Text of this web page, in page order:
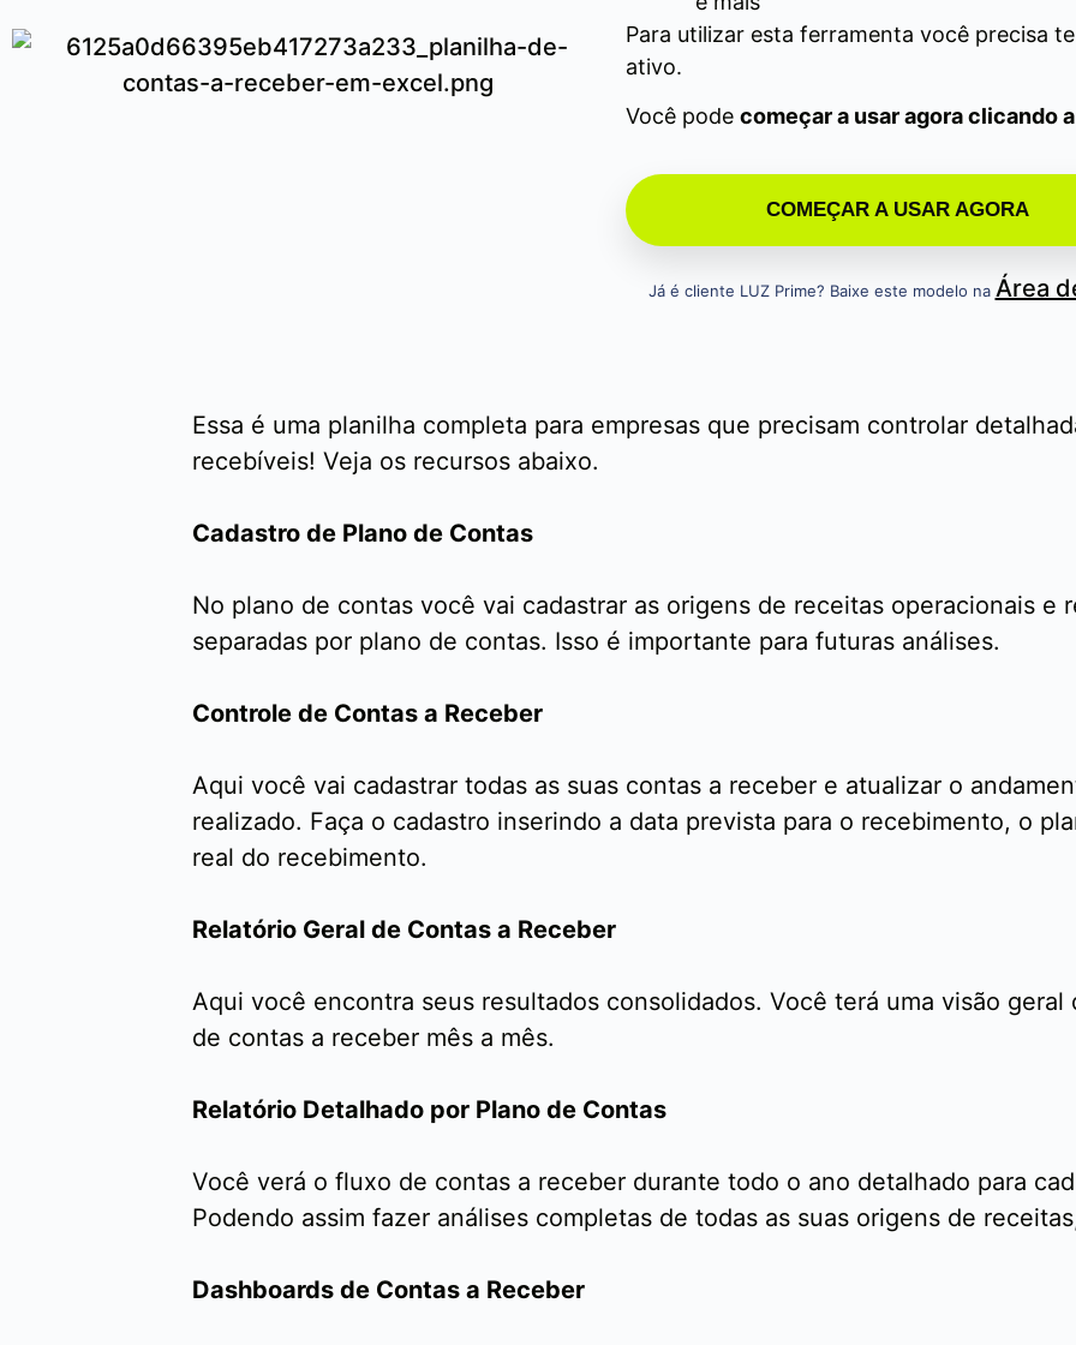
Para utilizar esta ferramenta você precisa
ativo.
Você podecomeçar a usar agora clicando
COMEÇAR A USAR AGORA
Já é cliente LUZ Prime? Baixe este modelo na Área
Essa é uma planilha completa para empresas que precisam controlar
recebíveis! Veja os recursos abaixo.
Cadastro de Plano de Contas
No plano de contas você vai cadastrar as origens de receitas operacionais e
separadas por plano de contas. Isso é importante para futuras análises.
Controle de Contas a Receber
Aqui você vai cadastrar todas as suas contas a receber e atualizar o
realizado. Faça o cadastro inserindo a data prevista para o recebimento, o
real do recebimento.
Relatório Geral de Contas a Receber
Aqui você encontra seus resultados consolidados. Você terá uma visão
de contas a receber mês a mês.
Relatório Detalhado por Plano de Contas
Você verá o fluxo de contas a receber durante todo o ano detalhado para
Podendo assim fazer análises completas de todas as suas origens de
Dashboards de Contas a Receber